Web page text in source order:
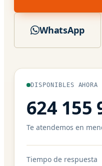
WhatsApp
DISPONIBLES AHORA
624 155
Te atendemos en
Tiempo de respuesta